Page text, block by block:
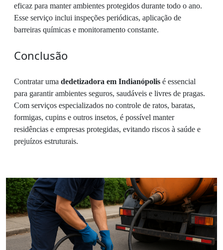
eficaz para manter ambientes protegidos durante todo o ano.
Esse serviço inclui inspeções periódicas, aplicação de
barreiras químicas e monitoramento constante.
Conclusão
Contratar uma dedetizadora em Indianópolis é essencial
para garantir ambientes seguros, saudáveis e livres de pragas.
Com serviços especializados no controle de ratos, baratas,
formigas, cupins e outros insetos, é possível manter
residências e empresas protegidas, evitando riscos à saúde e
prejuízos estruturais.